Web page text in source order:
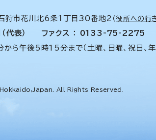
市花川北6条1丁目30番地2 （役所への行
表）
ファクス ： 0133-75-2275
ら午後5時15分まで（土曜、日曜、祝日、
All Rights Reserved.